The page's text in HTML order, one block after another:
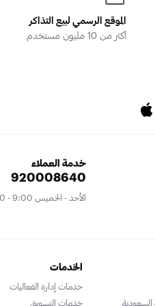
الموقع الرسمي لبيع التذاكر
أكثر من 10 مليون مستخدم
خدمة العملاء
920008640
الأحد - الخميس 9:00 - 17:00
السعودية
الخدمات
خدمات إدارة الفعاليات
خدمات التسويق